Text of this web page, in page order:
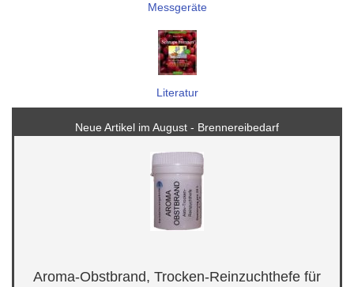
Messgeräte
Literatur
Neue Artikel im August - Brennereibedarf
Aroma-Obstbrand, Trocken-Reinzuchthefe für